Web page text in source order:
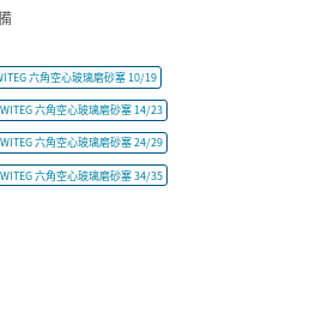
六角空心玻璃磨砂塞 10/19
WITEG 六角空心玻璃磨砂塞 14/23
WITEG 六角空心玻璃磨砂塞 24/29
WITEG 六角空心玻璃磨砂塞 34/35